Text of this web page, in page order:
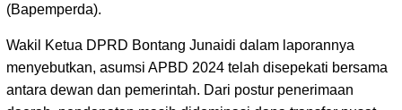
(Bapemperda).
Wakil Ketua DPRD Bontang Junaidi dalam laporannya
menyebutkan, asumsi APBD 2024 telah disepekati bersama
antara dewan dan pemerintah. Dari postur penerimaan